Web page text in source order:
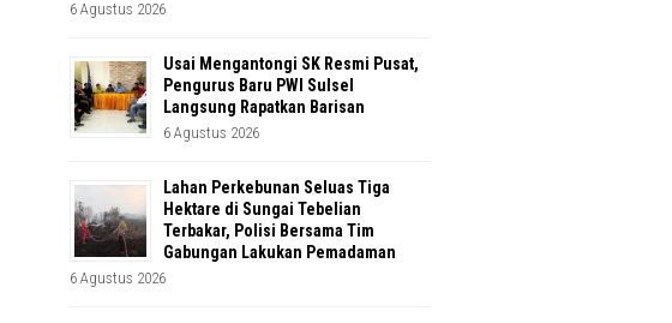
6 Agustus 2026
Usai Mengantongi SK Resmi Pusat,
Pengurus Baru PWI Sulsel
Langsung Rapatkan Barisan
6 Agustus 2026
Lahan Perkebunan Seluas Tiga
Hektare di Sungai Tebelian
Terbakar, Polisi Bersama Tim
Gabungan Lakukan Pemadaman
6 Agustus 2026